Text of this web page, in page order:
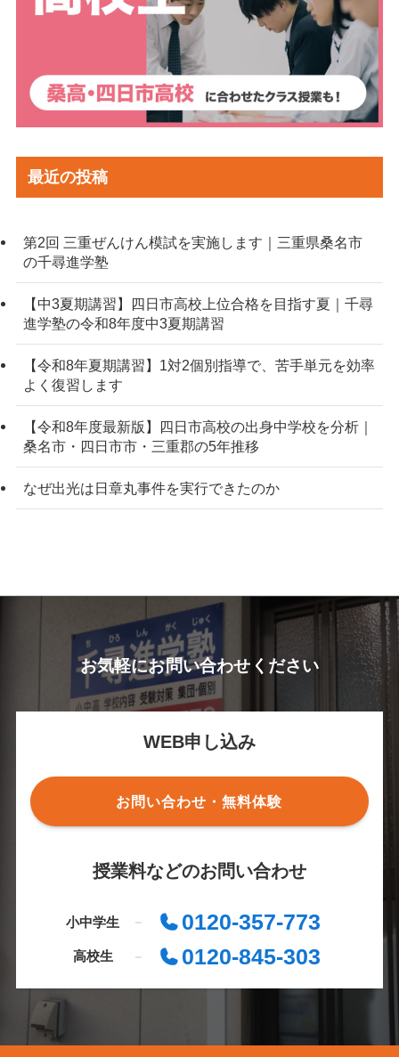
最近の投稿
第2回 三重ぜんけん模試を実施します｜三重県桑名市
の千尋進学塾
【中3夏期講習】四日市高校上位合格を目指す夏｜千尋
進学塾の令和8年度中3夏期講習
【令和8年夏期講習】1対2個別指導で、苦手単元を効率
よく復習します
【令和8年度最新版】四日市高校の出身中学校を分析｜
桑名市・四日市市・三重郡の5年推移
なぜ出光は日章丸事件を実行できたのか
お気軽にお問い合わせください
WEB申し込み
お問い合わせ・無料体験
授業料などのお問い合わせ
小中学生 0120-357-773
高校生 0120-845-303